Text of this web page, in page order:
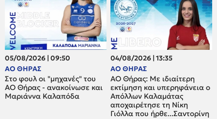
05/08/2026 | 09:50
ΑΟ ΘΗΡΑΣ
Στο φουλ οι "μηχανές" του
ΑΟ Θήρας - ανακοίνωσε και
Μαριάννα Καλαπόδα
04/08/2026 | 13:35
ΑΟ ΘΗΡΑΣ
ΑΟ Θήρας: Με ιδιαίτερη
εκτίμηση και υπερηφάνεια ο
Απόλλων Καλαμάτας
αποχαιρέτησε τη Νίκη
Γιόλλα που ήρθε...Σαντορίνη